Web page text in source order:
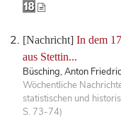
[Nachricht] In dem
aus Stettin...
Büsching, Anton
Wöchentliche
statistischen und
S. 73-74)